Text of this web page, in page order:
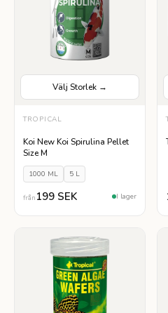
Välj Storlek →
VÄLJ STORLEK
1000 ML 5 L
TROPICAL
Koi New Koi Spirulina Pellet
Size M
1000 ML 5 L
från 199 SEK I lager